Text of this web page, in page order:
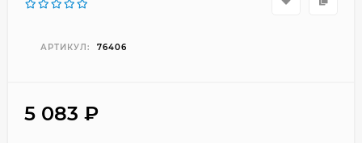
АРТИКУЛ: 76406
5 083 ₽